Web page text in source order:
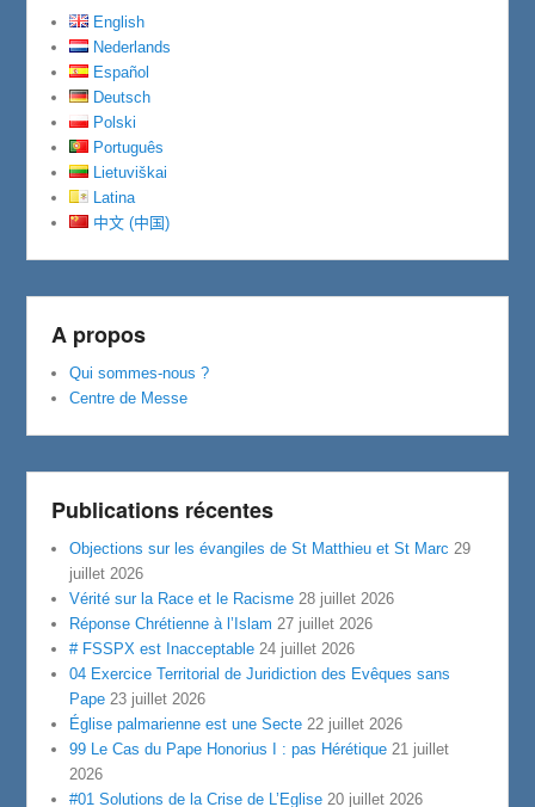
English
Nederlands
Español
Deutsch
Polski
Português
Lietuviškai
Latina
中文 (中国)
A propos
Qui sommes-nous ?
Centre de Messe
Publications récentes
Objections sur les évangiles de St Matthieu et St Marc 29
juillet 2026
Vérité sur la Race et le Racisme 28 juillet 2026
Réponse Chrétienne à l’Islam 27 juillet 2026
# FSSPX est Inacceptable 24 juillet 2026
04 Exercice Territorial de Juridiction des Evêques sans
Pape 23 juillet 2026
Église palmarienne est une Secte 22 juillet 2026
99 Le Cas du Pape Honorius I : pas Hérétique 21 juillet
2026
#01 Solutions de la Crise de L’Eglise 20 juillet 2026